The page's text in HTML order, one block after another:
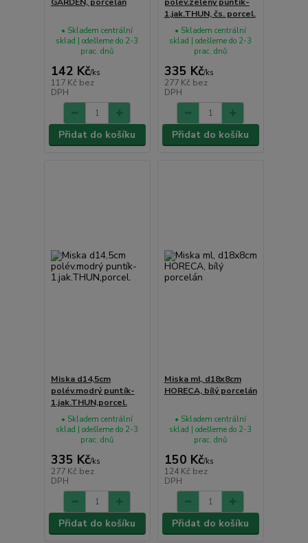
142 Kč/ks
117 Kč bez
DPH
• Skladem centrální
sklad | odešleme do 2-3
prac. dnů
Přidat do košíku
1.jak.THUN, čs. porcel.
335 Kč/ks
277 Kč bez
DPH
• Skladem centrální
sklad | odešleme do 2-3
prac. dnů
Přidat do košíku
Miska d14,5cm
polév.modrý puntík-
1.jak.THUN,porcel.
335 Kč/ks
277 Kč bez
DPH
• Skladem centrální
sklad | odešleme do 2-3
prac. dnů
Přidat do košíku
Miska ml, d18x8cm
HORECA, bílý porcelán
150 Kč/ks
124 Kč bez
DPH
• Skladem centrální
sklad | odešleme do 2-3
prac. dnů
Přidat do košíku